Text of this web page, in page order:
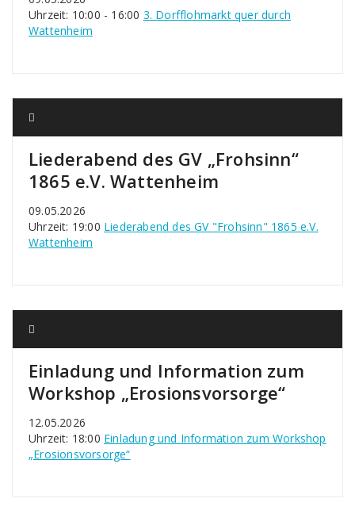
Uhrzeit: 10:00 - 16:00 3. Dorfflohmarkt quer durch
Wattenheim
Liederabend des GV „Frohsinn“
1865 e.V. Wattenheim
09.05.2026
Uhrzeit: 19:00 Liederabend des GV "Frohsinn" 1865 e.V.
Wattenheim
Einladung und Information zum
Workshop „Erosionsvorsorge“
12.05.2026
Uhrzeit: 18:00 Einladung und Information zum Workshop
„Erosionsvorsorge“